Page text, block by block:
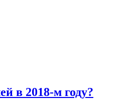
в 2018-м году?